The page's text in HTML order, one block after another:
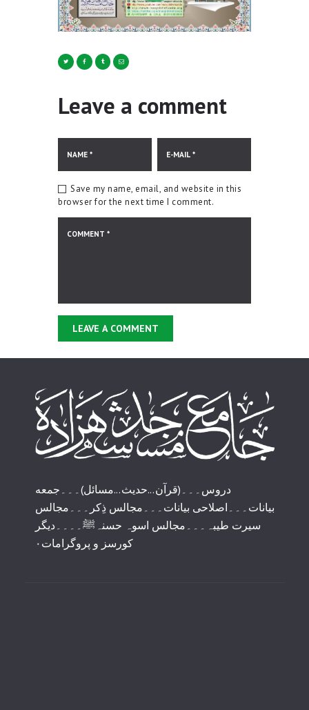
Leave a comment
Save my name, email, and website in this
browser for the next time I comment.
دروس۔۔۔(قرآن...حدیث...مسائل)۔۔۔جمعه
بیانات۔۔۔اصلاحی بیانات۔۔۔مجالس ذِکر۔۔۔مجالس
سیرت طیبہ۔۔۔مجالس اسوہ حسنہﷺ۔۔۔۔دیگر
کورسز و پروگرامات٠